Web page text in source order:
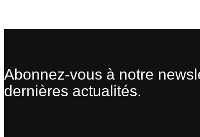
Abonnez-vous à notre
dernières actualités.